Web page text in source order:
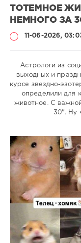
ТОТЕМНОЕ
НЕМНОГО ЗА
11-06-2026,
Всякая
всячина
natalja
385
Астрологи из
выходных и
курсе звездно-
определили для
животное. С
30". Ну